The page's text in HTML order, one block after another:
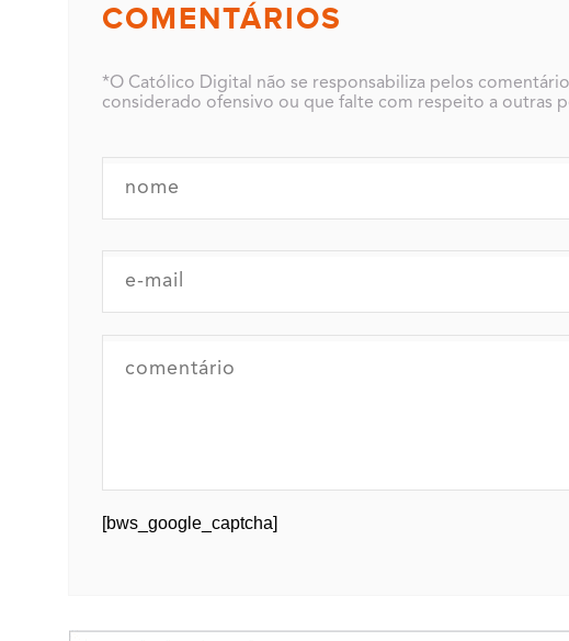
COMENTÁRIOS
*O Católico Digital não se responsabiliza pelos
considerado ofensivo ou que falte com respeito a outras
[bws_google_captcha]